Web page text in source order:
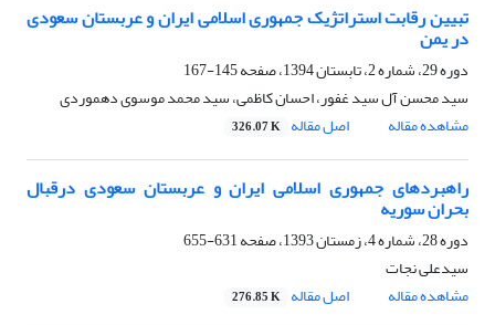
تبیین رقابت استراتژیک جمهوری اسلامی ایران و عربستان سعودی
در یمن
دوره 29، شماره 2، تابستان 1394، صفحه
145-167
سید محسن آل سید غفور، احسان کاظمی، سید محمد موسوی دهموردی
مشاهده مقاله
اصل مقاله 326.07 K
راهبردهای جمهوری اسلامی ایران و عربستان سعودی درقبال
بحران سوریه
دوره 28، شماره 4، زمستان 1393، صفحه
631-655
سیدعلی نجات
مشاهده مقاله
اصل مقاله 276.85 K